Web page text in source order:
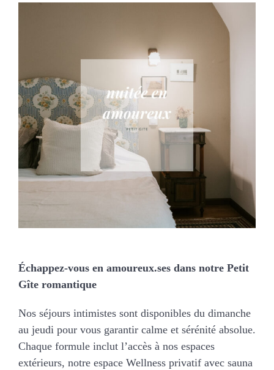
Échappez-vous en amoureux.ses dans notre Petit
Gîte romantique
Nos séjours intimistes sont disponibles du dimanche
au jeudi pour vous garantir calme et sérénité absolue.
Chaque formule inclut l’accès à nos espaces
extérieurs, notre espace Wellness privatif avec sauna